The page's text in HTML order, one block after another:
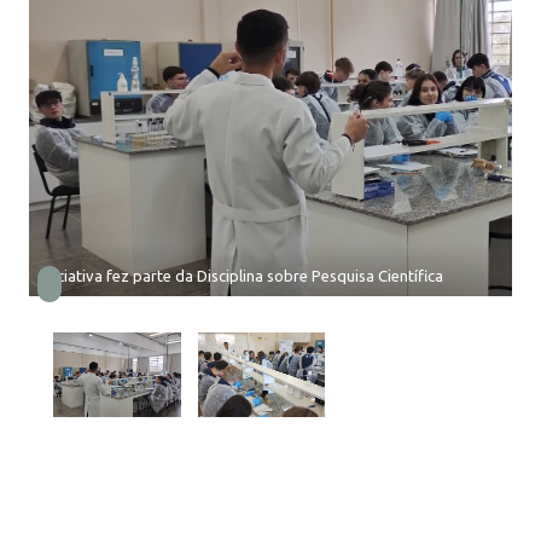
Iniciativa fez parte da Disciplina sobre Pesquisa Científica